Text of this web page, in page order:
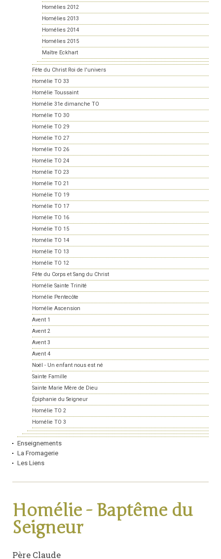
Homélies 2012
Homélies 2013
Homélies 2014
Homélies 2015
Maître Eckhart
Fête du Christ Roi de l'univers
Homélie TO 33
Homélie Toussaint
Homélie 31e dimanche TO
Homélie TO 30
Homélie TO 29
Homélie TO 27
Homélie TO 26
Homélie TO 24
Homélie TO 23
Homélie TO 21
Homélie TO 19
Homélie TO 17
Homélie TO 16
Homélie TO 15
Homélie TO 14
Homélie TO 13
Homélie TO 12
Fête du Corps et Sang du Christ
Homélie Sainte Trinité
Homélie Pentecôte
Homélie Ascension
Avent 1
Avent 2
Avent 3
Avent 4
Noël - Un enfant nous est né
Sainte Famille
Sainte Marie Mère de Dieu
Épiphanie du Seigneur
Homélie TO 2
Homélie TO 3
Enseignements
La Fromagerie
Les Liens
Homélie - Baptême du
Seigneur
Père Claude